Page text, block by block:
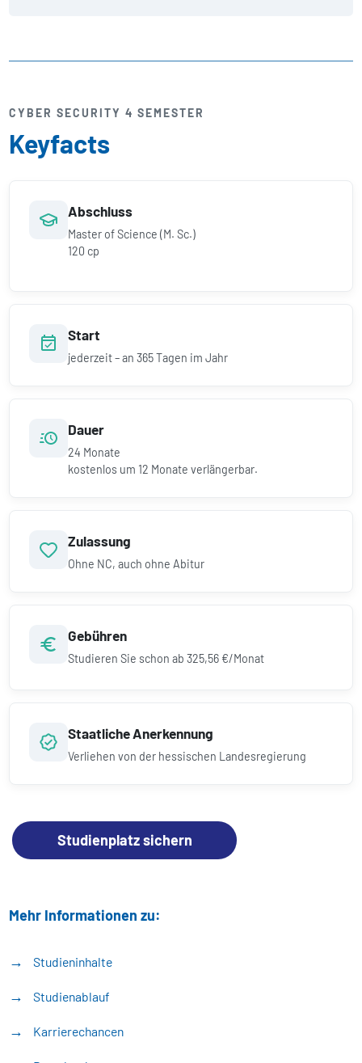
CYBER SECURITY 4 SEMESTER
Keyfacts
Abschluss
Master of Science (M. Sc.)
120 cp
Start
jederzeit – an 365 Tagen im Jahr
Dauer
24 Monate
kostenlos um 12 Monate verlängerbar.
Zulassung
Ohne NC, auch ohne Abitur
Gebühren
Studieren Sie schon ab325,56 €/Monat
Staatliche Anerkennung
Verliehen von der hessischen Landesregierung
Studienplatz sichern
Mehr Informationen zu:
Studieninhalte
Studienablauf
Karrierechancen